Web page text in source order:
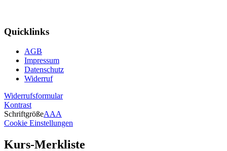
Quicklinks
AGB
Impressum
Datenschutz
Widerruf
Widerrufsformular
Kontrast
SchriftgrößeAAA
Cookie Einstellungen
Kurs-Merkliste